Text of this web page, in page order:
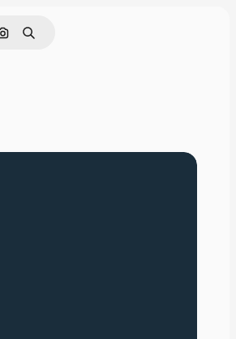
画像で検索
検索